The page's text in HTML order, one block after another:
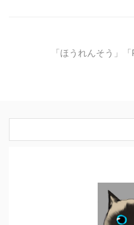
「ほうれんそう」